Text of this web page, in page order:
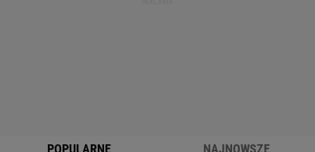
POPULARNE NAJNOWSZE